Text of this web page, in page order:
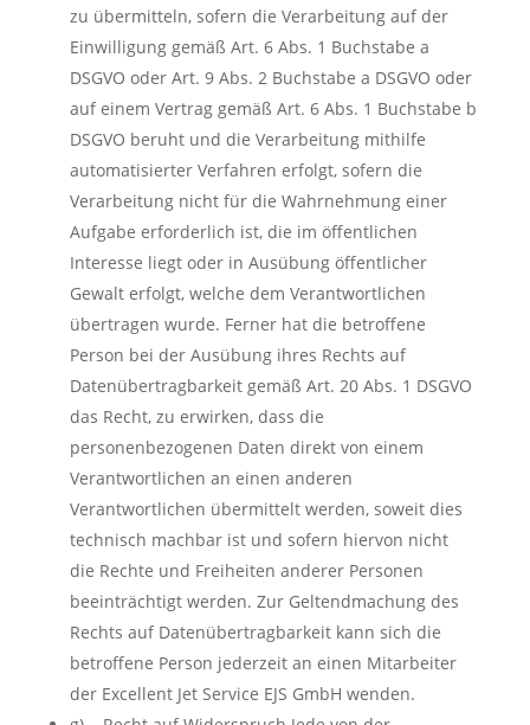
zu übermitteln, sofern die Verarbeitung auf der
Einwilligung gemäß Art. 6 Abs. 1 Buchstabe a
DSGVO oder Art. 9 Abs. 2 Buchstabe a DSGVO oder
auf einem Vertrag gemäß Art. 6 Abs. 1 Buchstabe b
DSGVO beruht und die Verarbeitung mithilfe
automatisierter Verfahren erfolgt, sofern die
Verarbeitung nicht für die Wahrnehmung einer
Aufgabe erforderlich ist, die im öffentlichen
Interesse liegt oder in Ausübung öffentlicher
Gewalt erfolgt, welche dem Verantwortlichen
übertragen wurde. Ferner hat die betroffene
Person bei der Ausübung ihres Rechts auf
Datenübertragbarkeit gemäß Art. 20 Abs. 1 DSGVO
das Recht, zu erwirken, dass die
personenbezogenen Daten direkt von einem
Verantwortlichen an einen anderen
Verantwortlichen übermittelt werden, soweit dies
technisch machbar ist und sofern hiervon nicht
die Rechte und Freiheiten anderer Personen
beeinträchtigt werden. Zur Geltendmachung des
Rechts auf Datenübertragbarkeit kann sich die
betroffene Person jederzeit an einen Mitarbeiter
der Excellent Jet Service EJS GmbH wenden.